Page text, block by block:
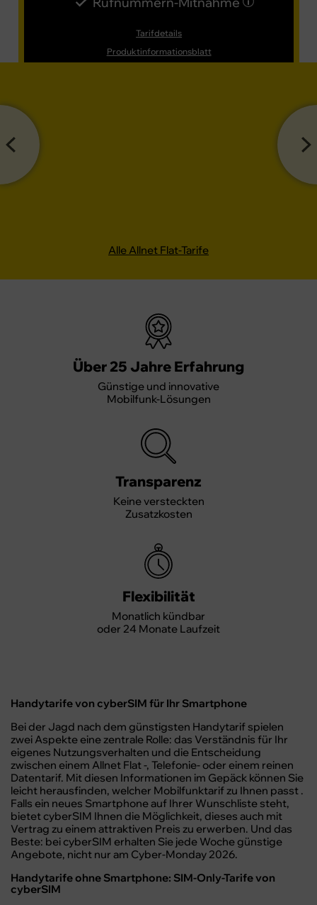
Tarifdetails
Produktinformationsblatt
Alle Allnet Flat-Tarife
Über 25 Jahre Erfahrung
Günstige und innovative
Mobilfunk-Lösungen
Transparenz
Keine versteckten
Zusatzkosten
Flexibilität
Monatlich kündbar
oder 24 Monate Laufzeit
Handytarife von cyberSIM für Ihr Smartphone
Bei der Jagd nach dem günstigsten Handytarif spielen
zwei Aspekte eine zentrale Rolle: das Verständnis für Ihr
eigenes Nutzungsverhalten und die Entscheidung
zwischen einem Allnet Flat -, Telefonie- oder einem reinen
Datentarif. Mit diesen Informationen im Gepäck können Sie
leicht herausfinden, welcher Mobilfunktarif zu Ihnen passt .
Falls ein neues Smartphone auf Ihrer Wunschliste steht,
bietet cyberSIM Ihnen die Möglichkeit, dieses auch mit
Vertrag zu einem attraktiven Preis zu erwerben. Und das
Beste: bei cyberSIM erhalten Sie jede Woche günstige
Angebote, nicht nur am Cyber-Monday 2026.
Handytarife ohne Smartphone: SIM-Only-Tarife von
cyberSIM